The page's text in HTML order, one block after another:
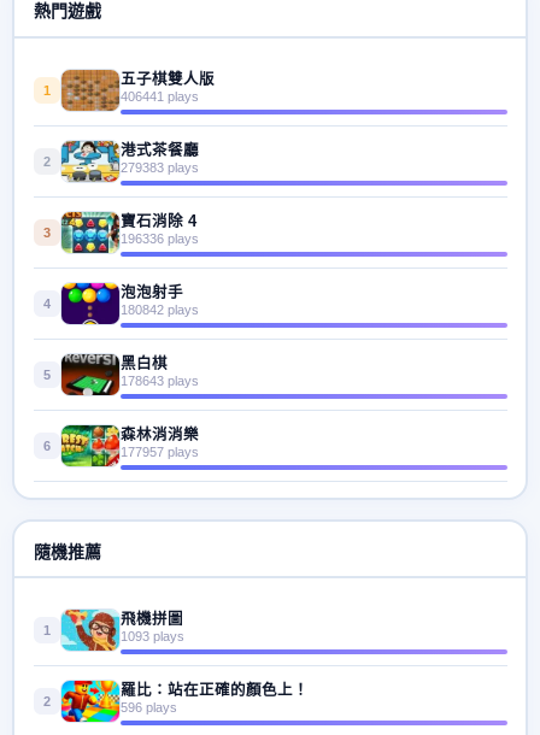
熱門遊戲
1
五子棋雙人版
406441 plays
2
港式茶餐廳
279383 plays
3
寶石消除 4
196336 plays
4
泡泡射手
180842 plays
5
黑白棋
178643 plays
6
森林消消樂
177957 plays
隨機推薦
1
飛機拼圖
1093 plays
2
羅比：站在正確的顏色上！
596 plays